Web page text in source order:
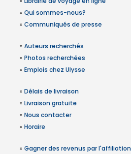
» Qui sommes-nous?
» Communiqués de presse
» Auteurs recherchés
» Photos recherchées
» Emplois chez Ulysse
» Délais de livraison
» Livraison gratuite
» Nous contacter
» Horaire
» Gagner des revenus par l'affiliation